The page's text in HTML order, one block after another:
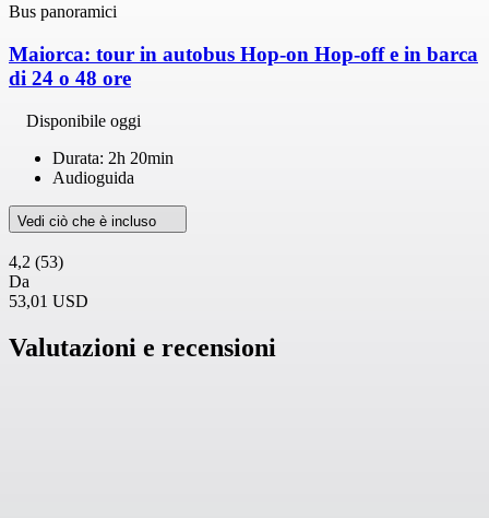
Bus panoramici
Maiorca: tour in autobus Hop-on Hop-off e in barca
di 24 o 48 ore
Disponibile oggi
Durata: 2h 20min
Audioguida
Vedi ciò che è incluso
4,2 (53)
Da
53,01 USD
Valutazioni e recensioni